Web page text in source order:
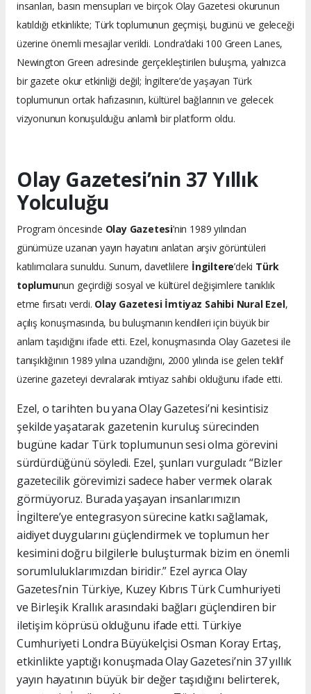
insanları, basın mensupları ve birçok Olay Gazetesi okurunun
katıldığı etkinlikte; Türk toplumunun geçmişi, bugünü ve geleceği
üzerine önemli mesajlar verildi. Londra’daki 100 Green Lanes,
Newington Green adresinde gerçekleştirilen buluşma, yalnızca
bir gazete okur etkinliği değil; İngiltere’de yaşayan Türk
toplumunun ortak hafızasının, kültürel bağlarının ve gelecek
vizyonunun konuşulduğu anlamlı bir platform oldu.
Olay Gazetesi’nin 37 Yıllık
Yolculuğu
Program öncesinde Olay Gazetesi’nin 1989 yılından
günümüze uzanan yayın hayatını anlatan arşiv görüntüleri
katılımcılara sunuldu. Sunum, davetlilere İngiltere’deki Türk
toplumunun geçirdiği sosyal ve kültürel değişimlere tanıklık
etme fırsatı verdi. Olay Gazetesi İmtiyaz Sahibi Nural Ezel,
açılış konuşmasında, bu buluşmanın kendileri için büyük bir
anlam taşıdığını ifade etti. Ezel, konuşmasında Olay Gazetesi ile
tanışıklığının 1989 yılına uzandığını, 2000 yılında ise gelen teklif
üzerine gazeteyi devralarak imtiyaz sahibi olduğunu ifade etti.
Ezel, o tarihten bu yana Olay Gazetesi’ni kesintisiz
şekilde yaşatarak gazetenin kuruluş sürecinden
bugüne kadar Türk toplumunun sesi olma görevini
sürdürdüğünü söyledi. Ezel, şunları vurguladı: “Bizler
gazetecilik görevimizi sadece haber vermek olarak
görmüyoruz. Burada yaşayan insanlarımızın
İngiltere’ye entegrasyon sürecine katkı sağlamak,
aidiyet duygularını güçlendirmek ve toplumun her
kesimini doğru bilgilerle buluşturmak bizim en önemli
sorumluluklarımızdan biridir.” Ezel ayrıca Olay
Gazetesi’nin Türkiye, Kuzey Kıbrıs Türk Cumhuriyeti
ve Birleşik Krallık arasındaki bağları güçlendiren bir
iletişim köprüsü olduğunu ifade etti. Türkiye
Cumhuriyeti Londra Büyükelçisi Osman Koray Ertaş,
etkinlikte yaptığı konuşmada Olay Gazetesi’nin 37 yıllık
yayın hayatının büyük bir değer taşıdığını belirterek,